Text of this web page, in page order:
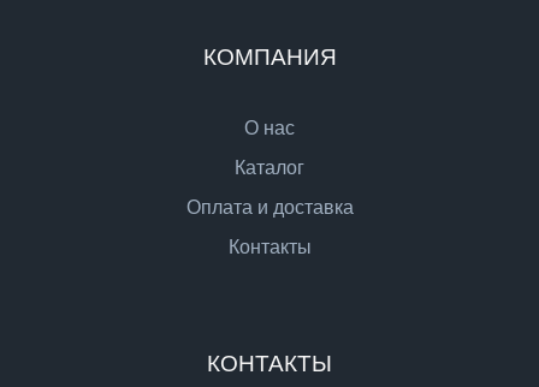
КОМПАНИЯ
О нас
Каталог
Оплата и доставка
Контакты
КОНТАКТЫ